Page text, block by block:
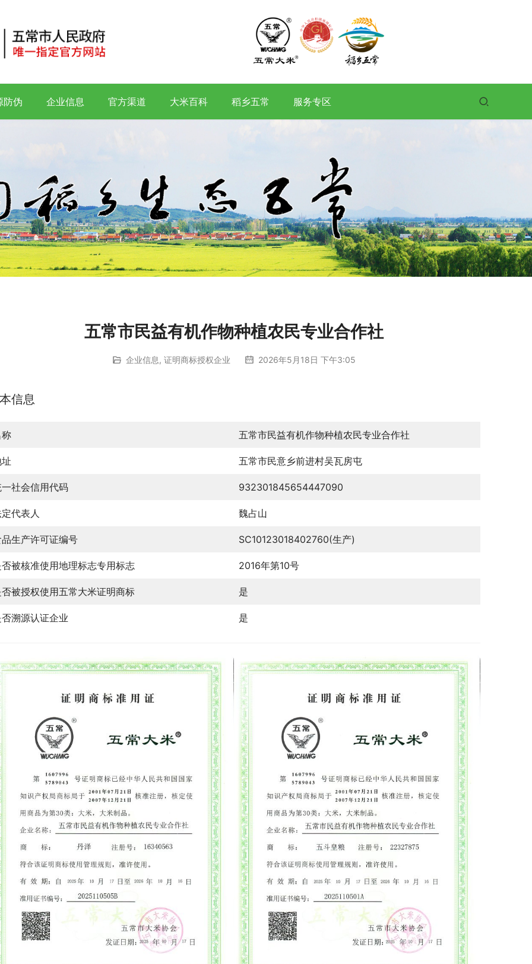
防伪 企业信息 官方渠道 大米百科 稻乡五常 服务专区
五常市民益有机作物种植农民专业合作社
企业信息, 证明商标授权企业 2026年5月18日 下午3:05
信息
五常市民益有机作物种植农民专业合作社
五常市民意乡前进村吴瓦房屯
社会信用代码 932301845654447090
代表人 魏占山
生产许可证编号 SC10123018402760(生产)
被核准使用地理标志专用标志 2016年第10号
被授权使用五常大米证明商标 是
溯源认证企业 是